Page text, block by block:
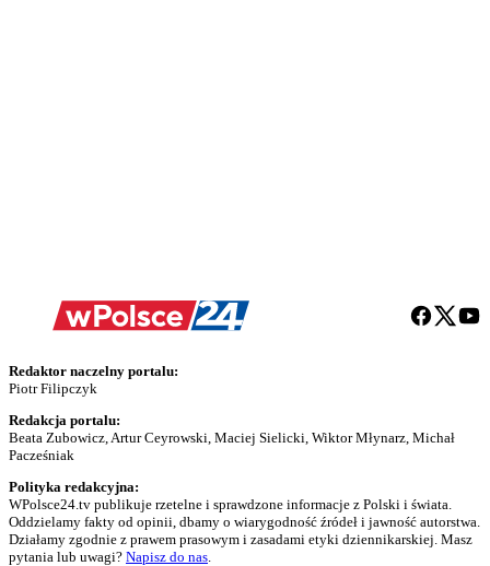
Redaktor naczelny portalu:
Piotr Filipczyk
Redakcja portalu:
Beata Zubowicz, Artur Ceyrowski, Maciej Sielicki, Wiktor Młynarz, Michał
Pacześniak
Polityka redakcyjna:
WPolsce24.tv publikuje rzetelne i sprawdzone informacje z Polski i świata.
Oddzielamy fakty od opinii, dbamy o wiarygodność źródeł i jawność autorstwa.
Działamy zgodnie z prawem prasowym i zasadami etyki dziennikarskiej. Masz
pytania lub uwagi? Napisz do nas